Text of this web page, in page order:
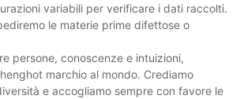
variabili per verificare i dati raccolti.
le materie prime difettose o
persone, conoscenze e intuizioni,
marchio al mondo. Crediamo
e accogliamo sempre con favore le